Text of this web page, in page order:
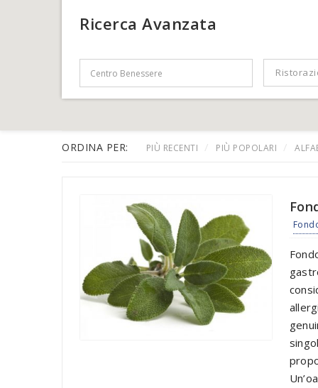
Ricerca Avanzata
ORDINA PER: PIÙ RECENTI PIÙ POPOLARI